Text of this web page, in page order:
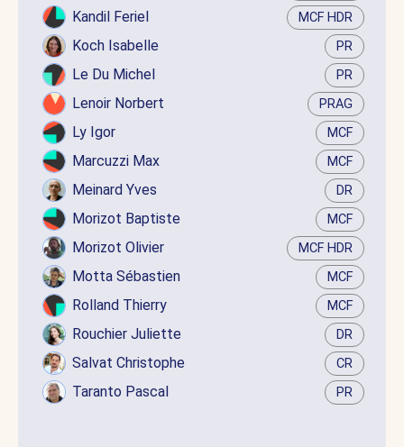
Kandil Feriel MCF HDR
Koch Isabelle PR
Le Du Michel PR
Lenoir Norbert PRAG
Ly Igor MCF
Marcuzzi Max MCF
Meinard Yves DR
Morizot Baptiste MCF
Morizot Olivier MCF HDR
Motta Sébastien MCF
Rolland Thierry MCF
Rouchier Juliette DR
Salvat Christophe CR
Taranto Pascal PR